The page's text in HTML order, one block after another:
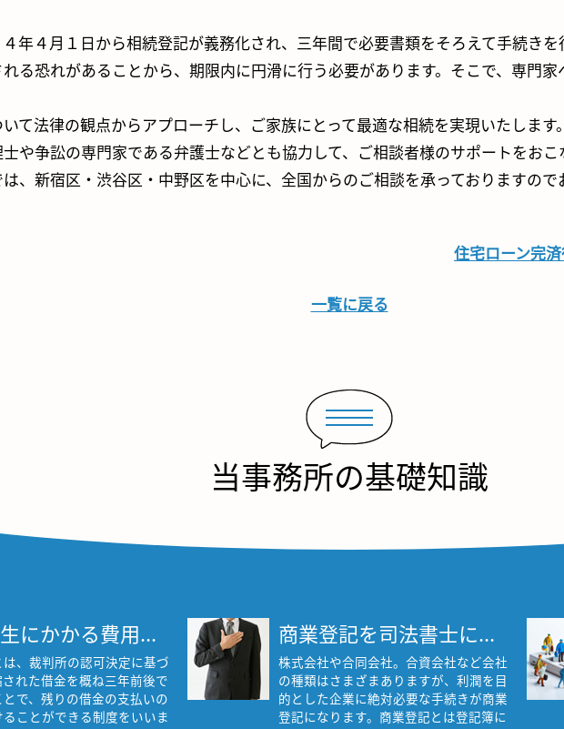
年４月１日から相続登記が義務化され、三年間で必要書類をそろえて手続きを
る恐れがあることから、期限内に円滑に行う必要があります。そこで、専門家
て法律の観点からアプローチし、ご家族にとって最適な相続を実現いたします。
や争訟の専門家である弁護士などとも協力して、ご相談者様のサポートをおこ
、新宿区・渋谷区・中野区を中心に、全国からのご相談を承っておりますので
住宅ローン完
一覧に戻る
当事務所の基礎知識
にかかる費用...
、裁判所の認可決定に基づ
れた借金を概ね三年前後で
で、残りの借金の支払いの
ことができる制度をいいま
商業登記を司法書士に...
株式会社や合同会社。合資会社など会社
の種類はさまざまありますが、利潤を目
的とした企業に絶対必要な手続きが商業
登記になります。商業登記とは登記簿に